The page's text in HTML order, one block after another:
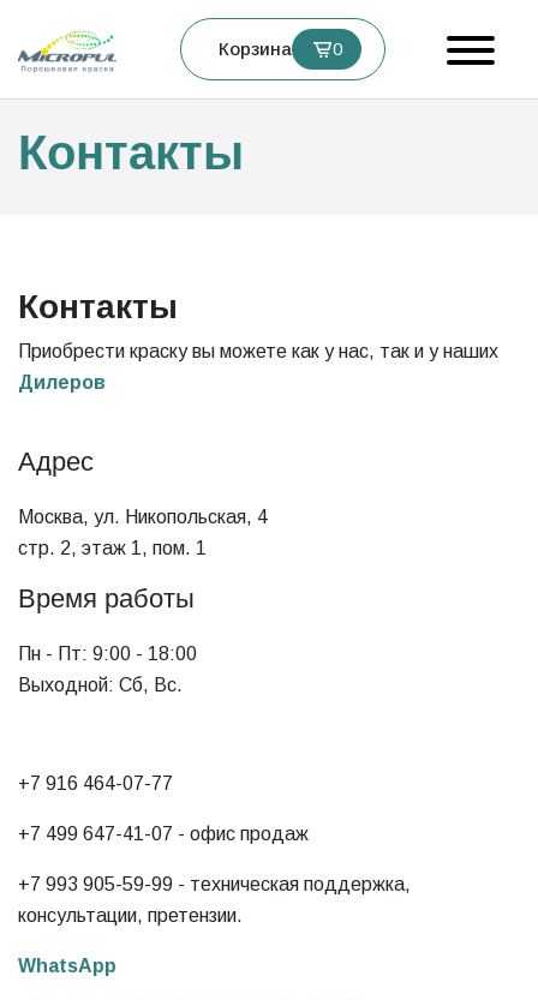
Корзина 0
Контакты
Контакты
Приобрести краску вы можете как у нас, так и у наших
Дилеров
Адрес
Москва, ул. Никопольская, 4
стр. 2, этаж 1, пом. 1
Время работы
Пн - Пт: 9:00 - 18:00
Выходной: Сб, Вс.
+7 916 464-07-77‬
+7 499 647-41-07‬ - офис продаж
+7 993 905-59-99‬ - техническая поддержка,
консультации, претензии.
WhatsApp